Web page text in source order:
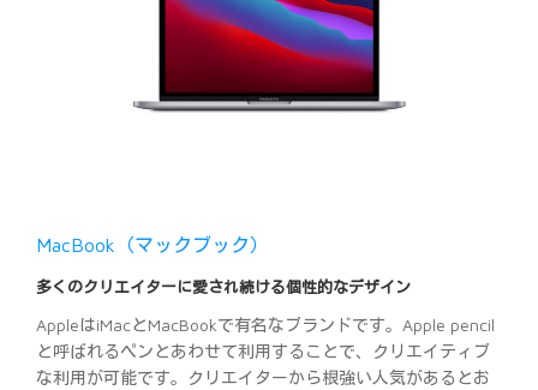
MacBook（マックブック）
多くのクリエイターに愛され続ける個性的なデザイン
AppleはiMacとMacBookで有名なブランドです。Apple pencil
と呼ばれるペンとあわせて利用することで、クリエイティブ
な利用が可能です。クリエイターから根強い人気があるとお